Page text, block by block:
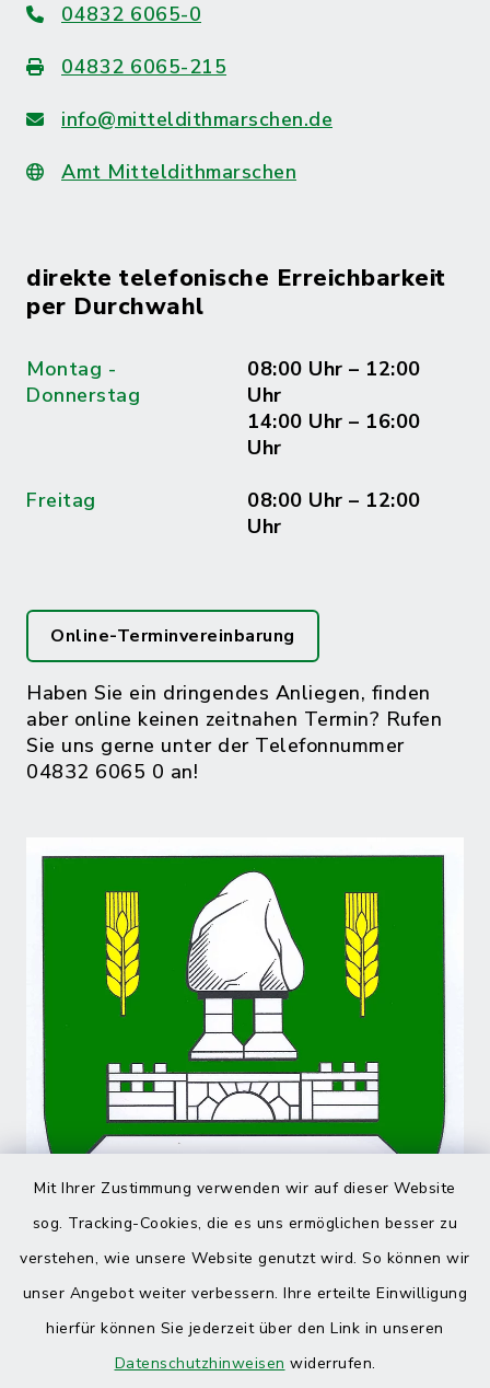
Mit Ihrer Zustimmung verwenden wir auf dieser Website
sog. Tracking-Cookies, die es uns ermöglichen besser zu
verstehen, wie unsere Website genutzt wird. So können wir
unser Angebot weiter verbessern. Ihre erteilte Einwilligung
hierfür können Sie jederzeit über den Link in unseren
Datenschutzhinweisen widerrufen.
04832 6065-0
04832 6065-215
info@mitteldithmarschen.de
Amt Mitteldithmarschen
direkte telefonische Erreichbarkeit
per Durchwahl
Montag -
Donnerstag
08:00 Uhr – 12:00
Uhr
14:00 Uhr – 16:00
Uhr
Freitag
08:00 Uhr – 12:00
Uhr
Online-Terminvereinbarung
Haben Sie ein dringendes Anliegen, finden
aber online keinen zeitnahen Termin? Rufen
Sie uns gerne unter der Telefonnummer
04832 6065 0 an!